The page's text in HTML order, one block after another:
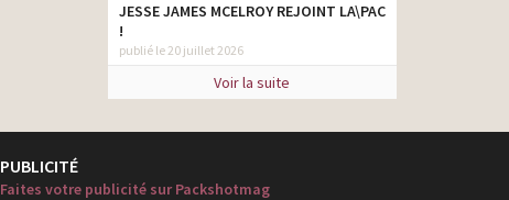
JESSE JAMES MCELROY REJOINT LA\PAC
!
publié le 20 juillet 2026
Voir la suite
PUBLICITÉ
Faites votre publicité sur Packshotmag